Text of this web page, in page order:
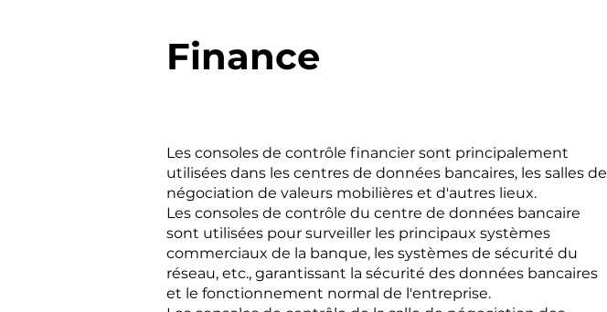
Finance
Les consoles de contrôle financier sont principalement
utilisées dans les centres de données bancaires, les salles de
négociation de valeurs mobilières et d'autres lieux.
Les consoles de contrôle du centre de données bancaire
sont utilisées pour surveiller les principaux systèmes
commerciaux de la banque, les systèmes de sécurité du
réseau, etc., garantissant la sécurité des données bancaires
et le fonctionnement normal de l'entreprise.